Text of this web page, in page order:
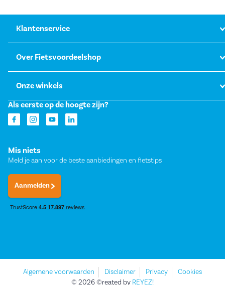
Klantenservice
Over Fietsvoordeelshop
Onze winkels
Als eerste op de hoogte zijn?
Mis niets
Meld je aan voor de beste aanbiedingen en fietstips
Aanmelden
Algemene voorwaarden Disclaimer Privacy
Cookies
© 2026 ©reated by REYEZ!